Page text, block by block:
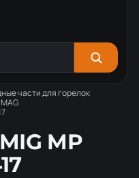
части для горелок
MP